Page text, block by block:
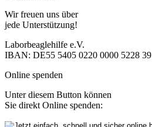
Wir freuen uns über
jede Unterstützung!
Laborbeaglehilfe e.V.
IBAN: DE55 5405 0220 0000 5228 39
Online spenden
Unter diesem Button können
Sie direkt Online spenden: